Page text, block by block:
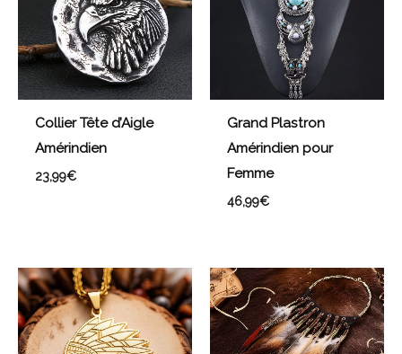
Collier Tête d’Aigle
Amérindien
23,99€
Grand Plastron
Amérindien pour
Femme
46,99€